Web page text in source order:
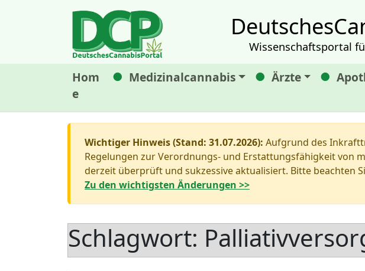
Wissenschaftsportal
Hom
e
Medizinalcannabis Ärzte
Wichtiger Hinweis (Stand: 31.07.2026): Aufgrund des
Regelungen zur Verordnungs- und Erstattungsfähigkeit von
derzeit überprüft und sukzessive aktualisiert. Bitte beachten
Zu den wichtigsten Änderungen >>
Schlagwort: